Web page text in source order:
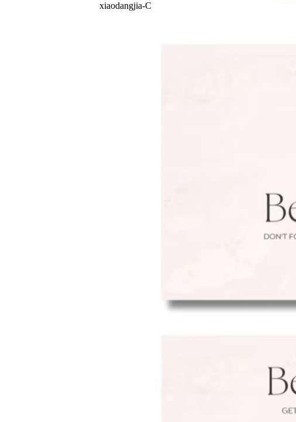
xiaodangjia-C